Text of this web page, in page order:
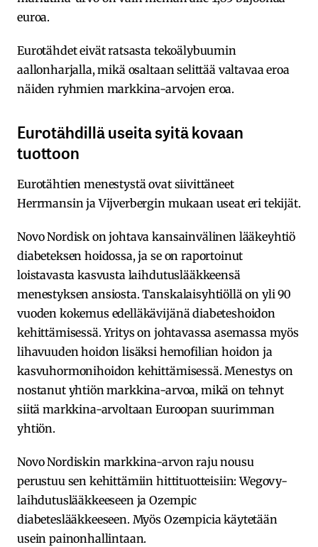
euroa.
Eurotähdet eivät ratsasta tekoälybuumin
aallonharjalla, mikä osaltaan selittää valtavaa eroa
näiden ryhmien markkina-arvojen eroa.
Eurotähdillä useita syitä kovaan
tuottoon
Eurotähtien menestystä ovat siivittäneet
Herrmansin ja Vijverbergin mukaan useat eri tekijät.
Novo Nordisk on johtava kansainvälinen lääkeyhtiö
diabeteksen hoidossa, ja se on raportoinut
loistavasta kasvusta laihdutuslääkkeensä
menestyksen ansiosta. Tanskalaisyhtiöllä on yli 90
vuoden kokemus edelläkävijänä diabeteshoidon
kehittämisessä. Yritys on johtavassa asemassa myös
lihavuuden hoidon lisäksi hemofilian hoidon ja
kasvuhormonihoidon kehittämisessä. Menestys on
nostanut yhtiön markkina-arvoa, mikä on tehnyt
siitä markkina-arvoltaan Euroopan suurimman
yhtiön.
Novo Nordiskin markkina-arvon raju nousu
perustuu sen kehittämiin hittituotteisiin: Wegovy-
laihdutuslääkkeeseen ja Ozempic
diabeteslääkkeeseen. Myös Ozempicia käytetään
usein painonhallintaan.